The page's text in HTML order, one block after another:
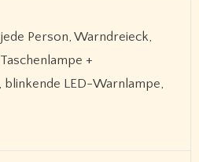
Person, Warndreieck,
+
blinkende LED-Warnlampe,